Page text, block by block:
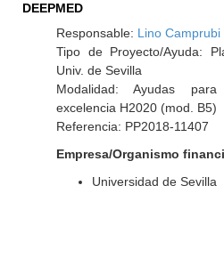
DEEPMED
Responsable: Lino Camprubi
Tipo de Proyecto/Ayuda:
Univ. de Sevilla
Modalidad: Ayudas
excelencia H2020 (mod. B5)
Referencia: PP2018-11407
Empresa/Organismo
Universidad de Sevilla